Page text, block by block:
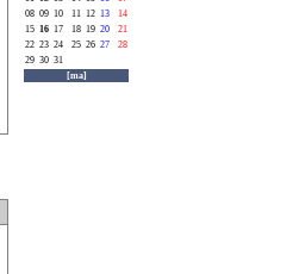
08 09 10 11 12 13
14
15 16 17 18 19 20
21
22 23 24 25 26 27
28
29 30 31
[ma]